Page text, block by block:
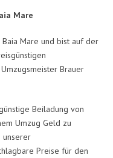
Mare
Mare und bist auf der
Brauer
Beiladung von
Umzug Geld zu
unserer
Preise für den